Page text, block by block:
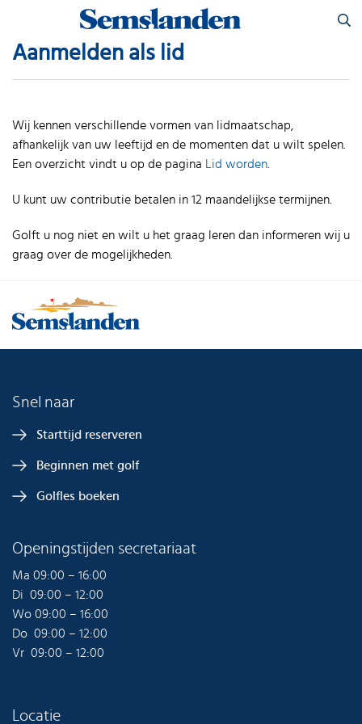
naar:
Aanmelden als lid
Wij kennen verschillende vormen van lidmaatschap,
afhankelijk van uw leeftijd en de momenten dat u wilt spelen.
Een overzicht vindt u op de pagina
Lid worden
U kunt uw contributie betalen in 12 maandelijkse termijnen.
Golft u nog niet en wilt u het graag leren dan informeren wij u
graag over de mogelijkheden.
Snel naar
Starttijd reserveren
Beginnen met golf
Golfles boeken
Openingstijden secretariaat
Ma 09:00 – 16:00
Di 09:00 – 12:00
Wo 09:00 – 16:00
Do 09:00 – 12:00
Vr 09:00 – 12:00
Locatie